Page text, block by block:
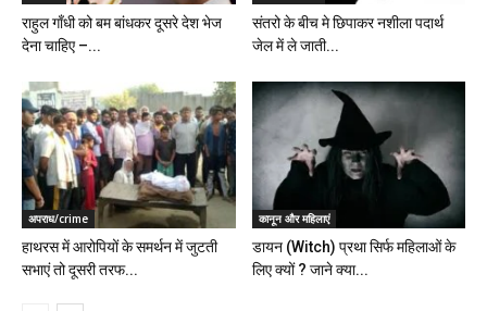
राहुल गाँधी को बम बांधकर दूसरे देश भेज
देना चाहिए –...
संतरो के बीच मे छिपाकर नशीला पदार्थ
जेल में ले जाती...
अपराध/crime
हाथरस में आरोपियों के समर्थन में जुटती
सभाएं तो दूसरी तरफ...
कानून और महिलाएं
डायन (Witch) प्रथा सिर्फ महिलाओं के
लिए क्यों ? जाने क्या...